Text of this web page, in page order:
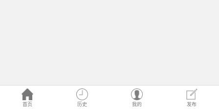
首页 历史 我的 发布